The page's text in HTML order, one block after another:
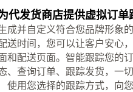
代发货商店提供虚拟订单
成并自定义符合您品牌形象
送时间，您可以让客户安心
和配送页面。智能跟踪您的
、查询订单、跟踪发货，一
使用您选择的跟踪方式，向